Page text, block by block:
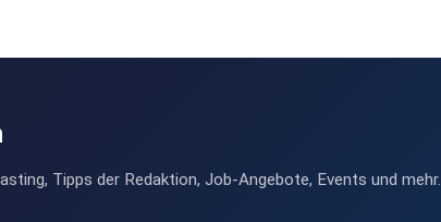
Tipps der Redaktion, Job-Angebote, Events und mehr.